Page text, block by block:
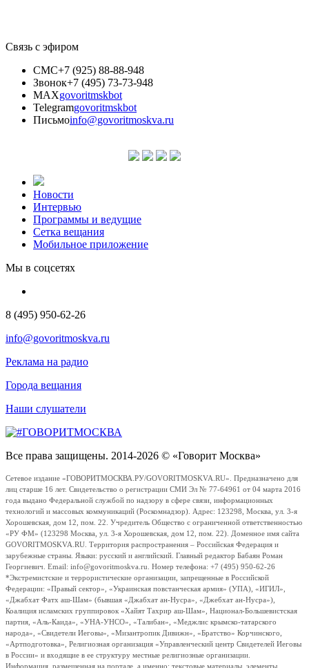
Связь с эфиром
СМС+7 (925) 88-88-948
Звонок+7 (495) 73-73-948
MAXgovoritmskbot
Telegramgovoritmskbot
Письмоinfo@govoritmoskva.ru
Новости
Интервью
Программы и ведущие
Сетка вещания
Мобильное приложение
Мы в соцсетях
8 (495) 950-62-26
info@govoritmoskva.ru
Реклама на радио
Города вещания
Наши слушатели
Все права защищены. 2014-2026 © «Говорит Москва»
Сетевое издание «ГОВОРИТМОСКВА.РУ/GOVORITMOSKVA.RU». Предназначено для
лиц старше 16 лет. Свидетельство о регистрации СМИ Эл № 77-64961 от 04 марта 2016
года выдано Федеральной службой по надзору в сфере связи, информационных
технологий и массовых коммуникаций (Роскомнадзор). Адрес: 123298, Москва, ул. 3-я
Хорошевская, дом 12, пом. 22. Учредитель Общество с ограниченной ответственностью
«РУ ФМ» (123298 Москва, ул. 3-я Хорошевская, дом 12, пом. 22). Доменное имя сайта
GOVORITMOSKVA.RU. Территория распространения – Российская Федерация и
зарубежные страны. Языки: русский и английский. Главный редактор Бабаян Роман
Георгиевич. Email: info@govoritmoskva.ru. Номер телефона: +7 (495) 950-62-26
*Экстремистские и террористические организации, запрещенные в Российской
Федерации: «Правый сектор», «Украинская повстанческая армия» (УПА), «ИГИЛ»,
«Джабхат Фатх аш-Шам» (бывшая «Джабхат ан-Нусра», «Джебхат ан-Нусра»),
Коалиция исламских группировок «Хайят Тахрир аш-Шам», Национал-Большевистская
партия, «Аль-Каида», «УНА-УНСО», «Талибан», «Меджлис крымско-татарского
народа», «Свидетели Иеговы», «Мизантропик Дивижн», «Братство» Корчинского,
«Артподготовка», Религиозная организация «Управленческий центр Свидетелей Иеговы
в России» и входящие в ее структуру местные религиозные организации.
Информация, размещенная на портале, а именно: текстовые материалы, элементы